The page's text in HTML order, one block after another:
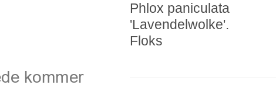
Phlox paniculata
'Lavendelwolke'.
Floks